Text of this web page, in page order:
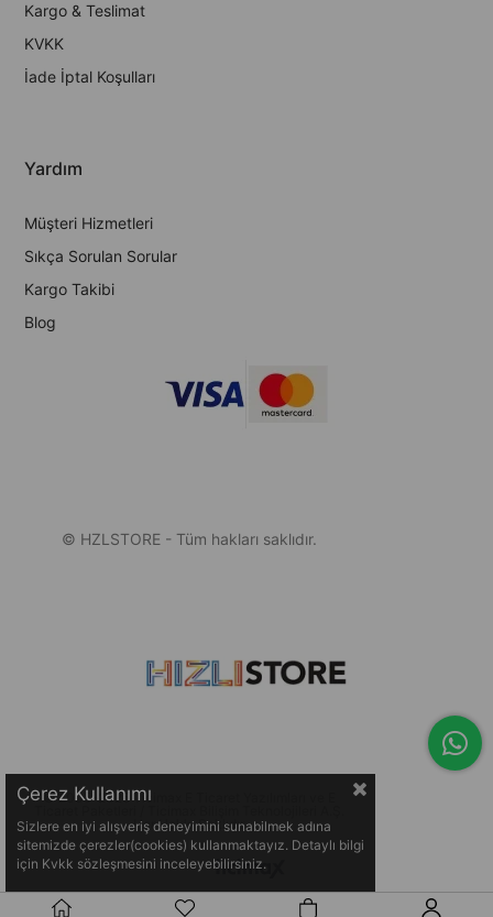
Kargo & Teslimat
KVKK
İade İptal Koşulları
Yardım
Müşteri Hizmetleri
Sıkça Sorulan Sorular
Kargo Takibi
Blog
© HZLSTORE - Tüm hakları saklıdır.
© 2005-2026 Ticimax E Ticaret Yazılımları ve E
Her Hakkı Saklıdır.
Çerez Kullanımı
Sizlere en iyi alışveriş deneyimini sunabilmek adına
sitemizde çerezler(cookies) kullanmaktayız. Detaylı bilgi
için Kvkk sözleşmesini inceleyebilirsiniz.